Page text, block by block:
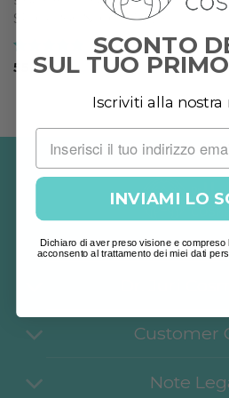
SPICU SKIN-COMPLEX
Valutato
55,00€
Customer
Note
SCONTO
SUL TUO
Iscriviti alla
INVIAMI LO
Dichiaro di aver preso visione e compreso
acconsento al trattamento dei miei dati